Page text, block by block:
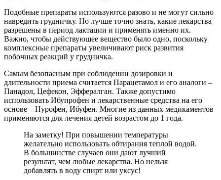
Подобные препараты используются разово и не могут сильно
навредить грудничку. Но лучше точно знать, какие лекарства
разрешены в период лактации и применять именно их.
Важно, чтобы действующее вещество было одно, поскольку
комплексные препараты увеличивают риск развития
побочных реакций у грудничка.
Самым безопасным при соблюдении дозировки и
длительности приема считается Парацетамол и его аналоги –
Панадол, Цефекон, Эффералган. Также допустимо
использовать Ибупрофен и лекарственные средства на его
основе – Нурофен, Ибуфен. Многие из данных медикаментов
применяются для лечения детей возрастом до 1 года.
На заметку! При повышении температуры
желательно использовать обтирания теплой водой.
В большинстве случаев они дают лучший
результат, чем любые лекарства. Но нельзя
добавлять в воду спирт или уксус!